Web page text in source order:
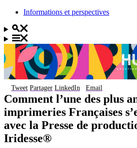
Informations et perspectives
Tweet Partager LinkedIn Email
Comment l’une des plus
imprimeries Françaises
avec la Presse de
Iridesse®